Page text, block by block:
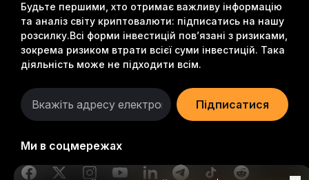
Будьте першими, хто отримає важливу інформацію
та аналіз світу криптовалюти: підписатись на нашу
розсилку.Всі форми інвестицій пов’язані з ризиками,
зокрема ризиком втрати всієї суми інвестицій. Така
діяльність може не підходити всім.
Підписатися
Ми в соцмережах